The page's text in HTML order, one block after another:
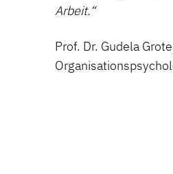
Arbeit.“
Prof. Dr. Gudela